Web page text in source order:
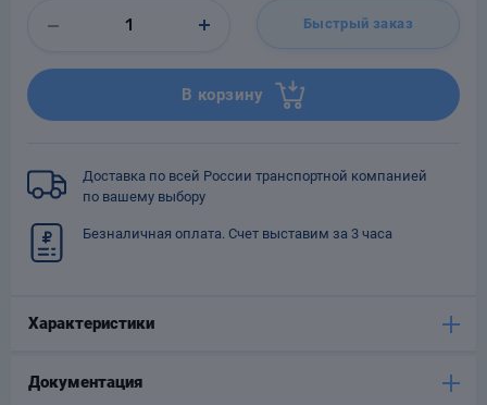
Быстрый заказ
В корзину
Доставка по всей России транспортной компанией
по вашему выбору
Безналичная оплата. Счет выставим за 3 часа
Характеристики
Документация
Фильтры для
трубопроводов